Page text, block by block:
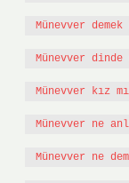
Münevver
Münevver dinde
Münevver kız
Münevver ne
Münevver ne